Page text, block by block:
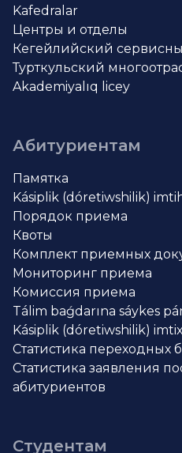
Kafedralar
Центры и отделы
Кегейлийский
Турткульский
Akademiyalıq licey
Абитуриентам
Памятка
Kásiplik (dóretiwshilik)
Порядок приема
Квоты
Комплект приемных
Мониторинг приема
Комиссия приема
Tálim baǵdarına sáykes
Kásiplik (dóretiwshilik)
Статистика переходных
Статистика заявления
абитуриентов
Студентам